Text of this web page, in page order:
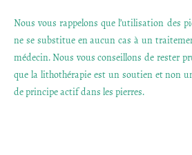
Nous vous rappelons que l’utilisation des
ne se substitue en aucun cas à un
médecin. Nous vous conseillons de rester
que la lithothérapie est un soutien et non
de principe actif dans les pierres.